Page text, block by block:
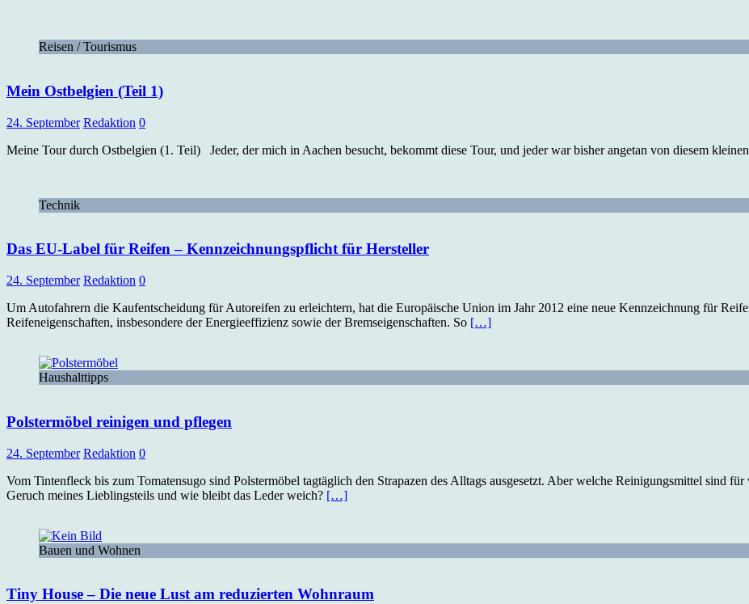
Reisen / Tourismus
Mein Ostbelgien (Teil 1)
24. September Redaktion 0
Meine Tour durch Ostbelgien (1. Teil) Jeder, der mich in Aachen besucht, bekommt diese Tour, und jeder war bisher angetan von diesem
Technik
Das EU-Label für Reifen – Kennzeichnungspflicht für Hersteller
24. September Redaktion 0
Um Autofahrern die Kaufentscheidung für Autoreifen zu erleichtern, hat die Europäische Union im Jahr 2012 eine neue Kennzeichnung für
Reifeneigenschaften, insbesondere der Energieeffizienz sowie der Bremseigenschaften. So […]
Haushalttipps
Polstermöbel reinigen und pflegen
24. September Redaktion 0
Vom Tintenfleck bis zum Tomatensugo sind Polstermöbel tagtäglich den Strapazen des Alltags ausgesetzt. Aber welche Reinigungsmittel sind
Geruch meines Lieblingsteils und wie bleibt das Leder weich? […]
Bauen und Wohnen
Tiny House – Die neue Lust am reduzierten Wohnraum